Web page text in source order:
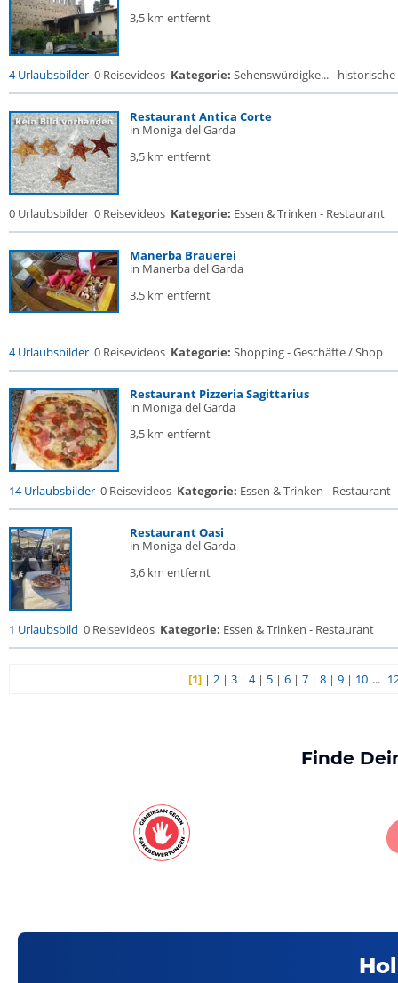
3,5 km entfernt
4 Urlaubsbilder 0 Reisevideos Kategorie: Sehenswürdigke... - historische
Restaurant Antica Corte
in Moniga del Garda
3,5 km entfernt
0 Urlaubsbilder 0 Reisevideos Kategorie: Essen & Trinken - Restaurant
Manerba Brauerei
in Manerba del Garda
3,5 km entfernt
4 Urlaubsbilder 0 Reisevideos Kategorie: Shopping - Geschäfte / Shop
Restaurant Pizzeria Sagittarius
in Moniga del Garda
3,5 km entfernt
14 Urlaubsbilder 0 Reisevideos Kategorie: Essen & Trinken - Restaurant
Restaurant Oasi
in Moniga del Garda
3,6 km entfernt
1 Urlaubsbild 0 Reisevideos Kategorie: Essen & Trinken - Restaurant
[1]| 2| 3| 4| 5| 6| 7| 8| 9| 10 ...
Finde